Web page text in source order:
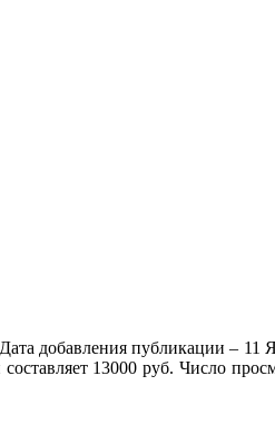
добавления публикации –
13000 руб. Число